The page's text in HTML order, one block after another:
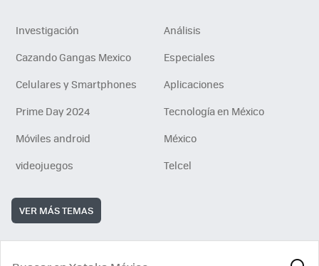
Investigación
Análisis
Cazando Gangas Mexico
Especiales
Celulares y Smartphones
Aplicaciones
Prime Day 2024
Tecnología en México
Móviles android
México
videojuegos
Telcel
VER MÁS TEMAS